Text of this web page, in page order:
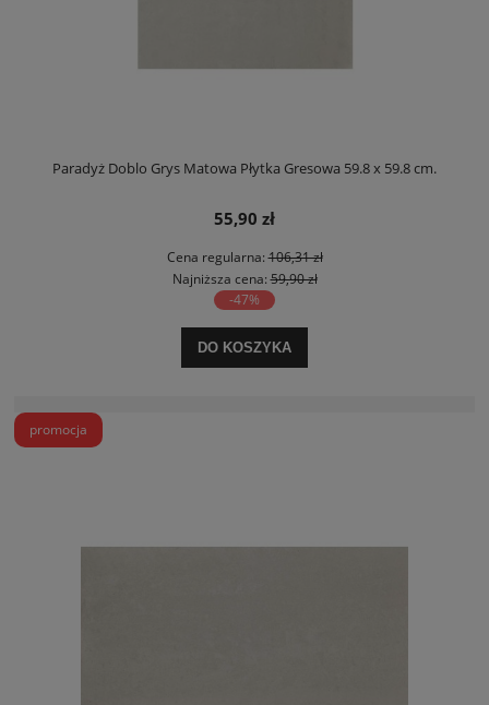
Paradyż Doblo Grys Matowa Płytka Gresowa 59.8 x 59.8 cm.
55,90 zł
Cena regularna:106,31 zł
Najniższa cena:59,90 zł
-47%
DO KOSZYKA
promocja